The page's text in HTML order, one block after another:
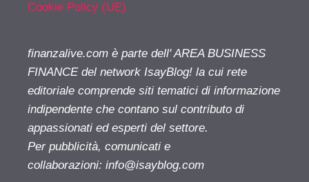
Cookie Policy (UE)
finanzalive.com è parte dell' AREA BUSINESS
FINANCE del network IsayBlog! la cui rete
editoriale comprende siti tematici di informazione
indipendente che contano sul contributo di
appassionati ed esperti del settore.
Per pubblicità, comunicati e
collaborazioni: info@isayblog.com